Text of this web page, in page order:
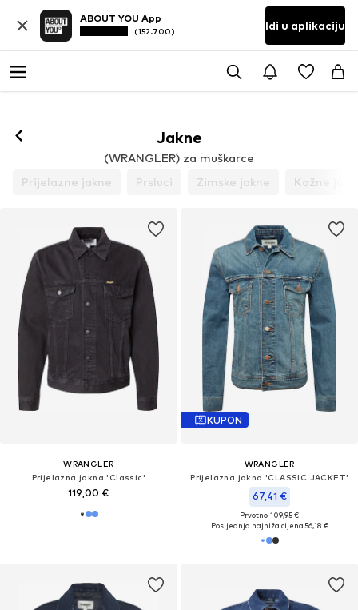
ABOUT YOU App
(152.700) Idi u aplikaciju
Jakne
(WRANGLER) za muškarce
Prijelazne jakne
Prsluci Zimske jakne Kožne
WRANGLER
Prijelazna jakna 'Classic'
119,00 €
KUPON
WRANGLER
Prijelazna jakna 'CLASSIC JACKET'
67,41 €
Prvotno: 109,95 €
Posljednja najniža cijena:56,18 €